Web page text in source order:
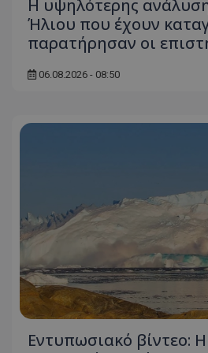
Η υψηλότερης
Ήλιου που έχουν
παρατήρησαν οι
06.08.2026 - 08:50
Εντυπωσιακό βίντεο:
ASP.NET_SessionId
VISITOR_PRIVACY_METADATA